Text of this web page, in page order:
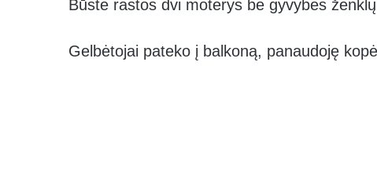
Būste rastos dvi moterys be gyvybės
Gelbėtojai pateko į balkoną, panaudoję